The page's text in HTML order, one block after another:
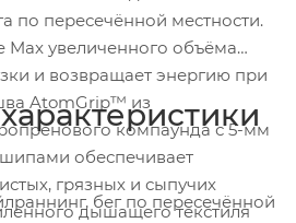
по пересечённой местности.
Max увеличенного объёма
и возвращает энергию при
AtomGrip™ из
компаунда с 5-мм
обеспечивает
грязных и сыпучих
дышащего текстиля
бег по пересечённой